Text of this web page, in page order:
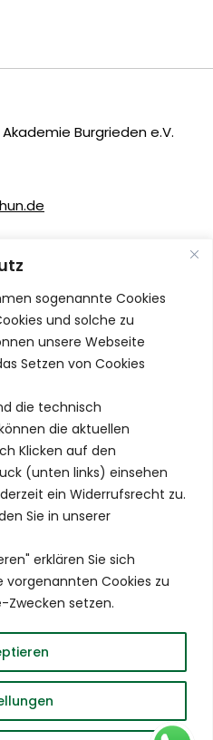
sogenannte Cookies
und solche zu
unsere Webseite
Setzen von Cookies
die technisch
die aktuellen
Klicken auf den
(unten links) einsehen
ein Widerrufsrecht zu.
Sie in unserer
erklären Sie sich
vorgenannten Cookies zu
Zwecken setzen.
Burgrieden e.V.